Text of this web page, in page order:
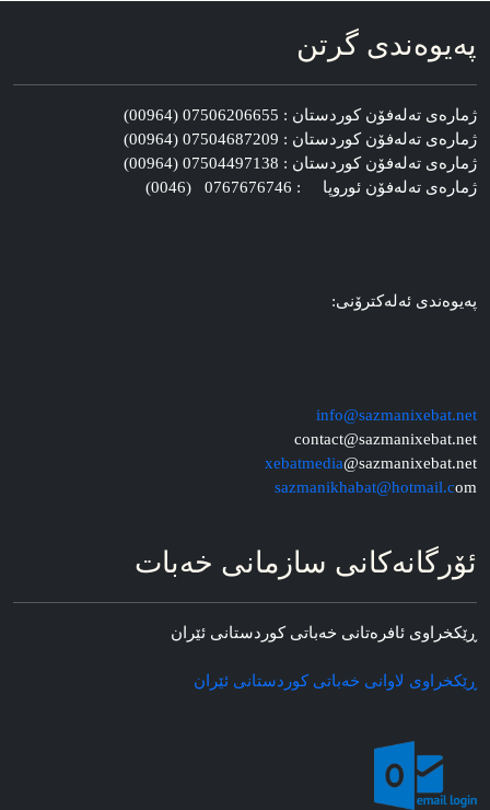
په‌یوه‌ندی گرتن
ژماره‌ی ته‌له‌فۆن کوردستان : 07506206655 (00964)
ژماره‌ی ته‌له‌فۆن کوردستان : 07504687209 (00964)
ژماره‌ی ته‌له‌فۆن کوردستان : 07504497138 (00964)
ژماره‌ی ته‌له‌فۆن ئوروپا : 0767676746 (0046)
په‌یوه‌ندی ئه‌له‌کترۆنی:
info@sazmanixebat.net
contact@sazmanixebat.net
xebatmedia@sazmanixebat.net
sazmanikhabat@hotmail.com
ئۆرگانه‌کانی سازمانی خه‌بات
ڕێکخراوی ئافره‌تانی خه‌باتی کوردستانی ئێران
ڕێکخراوی لاوانی خه‌باتی کوردستانی ئێران